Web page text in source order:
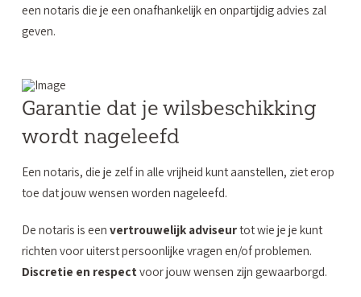
een notaris die je een onafhankelijk en onpartijdig advies zal
geven.
Garantie dat je wilsbeschikking
wordt nageleefd
Een notaris, die je zelf in alle vrijheid kunt aanstellen, ziet erop
toe dat jouw wensen worden nageleefd.
De notaris is een vertrouwelijk adviseurtot wie je je kunt
richten voor uiterst persoonlijke vragen en/of problemen.
Discretie en respectvoor jouw wensen zijn gewaarborgd.